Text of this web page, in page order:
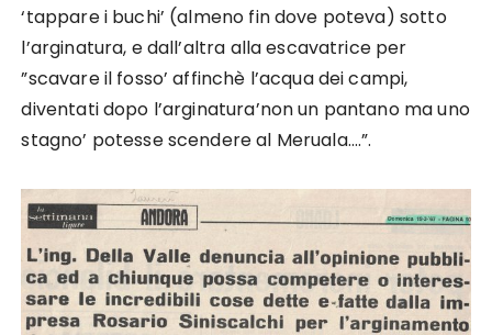
‘tappare i buchi’ (almeno fin dove poteva) sotto
l’arginatura, e dall’altra alla escavatrice per
”scavare il fosso’ affinchè l’acqua dei campi,
diventati dopo l’arginatura’non un pantano ma uno
stagno’ potesse scendere al Meruala….”.